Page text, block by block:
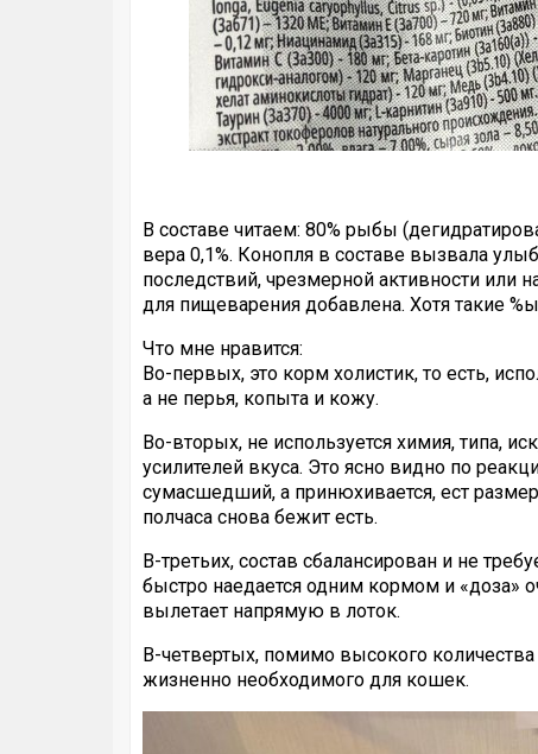
В составе читаем: 80% рыбы
вера 0,1%. Конопля в составе вызвала
последствий, чрезмерной активности или
для пищеварения добавлена. Хотя такие
Что мне нравится:
Во-первых, это корм холистик, то есть,
а не перья, копыта и кожу.
Во-вторых, не используется химия, типа,
усилителей вкуса. Это ясно видно по
сумасшедший, а принюхивается, ест
полчаса снова бежит есть.
В-третьих, состав сбалансирован и не
быстро наедается одним кормом и «доза»
вылетает напрямую в лоток.
В-четвертых, помимо высокого
жизненно необходимого для кошек.